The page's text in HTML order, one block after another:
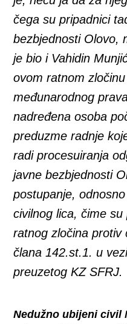
čega su pripadnici
bezbjednosti Olovo,
je bio i Vahidin
ovom ratnom
međunarodnog
nadređena osoba
preduzme radnje
radi procesuiranja
javne bezbjednosti
postupanje,
civilnog lica, čime
ratnog zločina protiv
člana 142.st.1. u
preuzetog KZ SFRJ.
Nedužno ubijeni civil